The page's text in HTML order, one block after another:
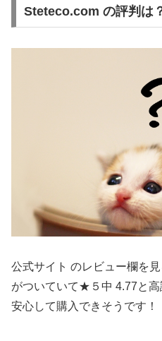
Steteco.com の評判は
公式サイト のレビュー欄を
がついていて★５中 4.77と
安心して購入できそうです！